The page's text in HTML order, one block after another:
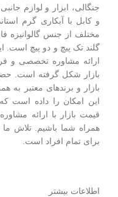
جنگالی، ابزار و لوازم
و کابل با آبکاری گرم
مختلف از جنس گالوانیزه
گلند تک پيچ و دو پيچ است.
ارائه مشاوره تخصصی و
بازار و برندهای معتبر به
این امکان را داده است
قیمت بازار با ارائه
همراه شما باشیم. تلاش
برای تمام افراد است.
اطلاعات بیشتر